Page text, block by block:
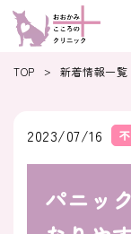
初めての
TOP > 新着情報一覧
2023/07/16
パニッ